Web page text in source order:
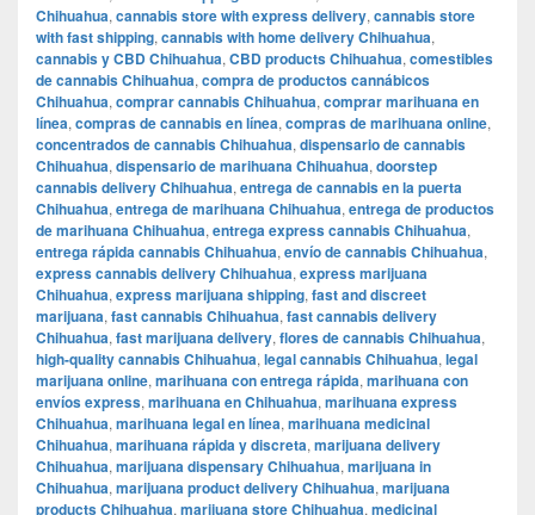
Chihuahua, cannabis store with express delivery, cannabis store
with fast shipping, cannabis with home delivery Chihuahua,
cannabis y CBD Chihuahua, CBD products Chihuahua, comestibles
de cannabis Chihuahua, compra de productos cannábicos
Chihuahua, comprar cannabis Chihuahua, comprar marihuana en
línea, compras de cannabis en línea, compras de marihuana online,
concentrados de cannabis Chihuahua, dispensario de cannabis
Chihuahua, dispensario de marihuana Chihuahua, doorstep
cannabis delivery Chihuahua, entrega de cannabis en la puerta
Chihuahua, entrega de marihuana Chihuahua, entrega de productos
de marihuana Chihuahua, entrega express cannabis Chihuahua,
entrega rápida cannabis Chihuahua, envío de cannabis Chihuahua,
express cannabis delivery Chihuahua, express marijuana
Chihuahua, express marijuana shipping, fast and discreet
marijuana, fast cannabis Chihuahua, fast cannabis delivery
Chihuahua, fast marijuana delivery, flores de cannabis Chihuahua,
high-quality cannabis Chihuahua, legal cannabis Chihuahua, legal
marijuana online, marihuana con entrega rápida, marihuana con
envíos express, marihuana en Chihuahua, marihuana express
Chihuahua, marihuana legal en línea, marihuana medicinal
Chihuahua, marihuana rápida y discreta, marijuana delivery
Chihuahua, marijuana dispensary Chihuahua, marijuana in
Chihuahua, marijuana product delivery Chihuahua, marijuana
products Chihuahua, marijuana store Chihuahua, medicinal